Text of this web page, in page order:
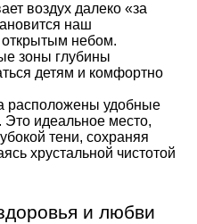
воздух далеко «за
наш
небом.
зоны глубины
детям и комфортно
расположены удобные
идеальное место,
тени, сохраняя
хрустальной чистотой
и любви